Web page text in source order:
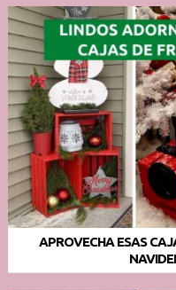
APROVECHA ESAS